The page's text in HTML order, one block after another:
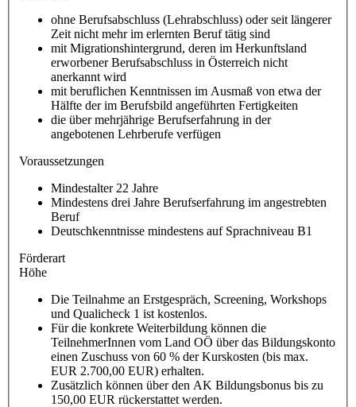
ohne Berufsabschluss (Lehrabschluss) oder seit längerer
Zeit nicht mehr im erlernten Beruf tätig sind
mit Migrationshintergrund, deren im Herkunftsland
erworbener Berufsabschluss in Österreich nicht
anerkannt wird
mit beruflichen Kenntnissen im Ausmaß von etwa der
Hälfte der im Berufsbild angeführten Fertigkeiten
die über mehrjährige Berufserfahrung in der
angebotenen Lehrberufe verfügen
Voraussetzungen
Mindestalter 22 Jahre
Mindestens drei Jahre Berufserfahrung im angestrebten
Beruf
Deutschkenntnisse mindestens auf Sprachniveau B1
Förderart
Höhe
Die Teilnahme an Erstgespräch, Screening, Workshops
und Qualicheck 1 ist kostenlos.
Für die konkrete Weiterbildung können die
TeilnehmerInnen vom Land OÖ über das Bildungskonto
einen Zuschuss von 60 % der Kurskosten (bis max.
EUR 2.700,00 EUR) erhalten.
Zusätzlich können über den AK Bildungsbonus bis zu
150,00 EUR rückerstattet werden.